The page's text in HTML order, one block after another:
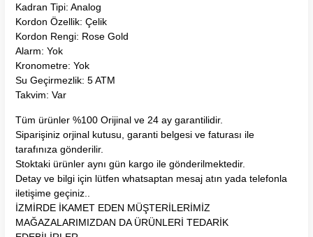
Kadran Tipi: Analog
Kordon Özellik: Çelik
Kordon Rengi: Rose Gold
Alarm: Yok
Kronometre: Yok
Su Geçirmezlik: 5 ATM
Takvim: Var
Tüm ürünler %100 Orijinal ve 24 ay garantilidir.
Siparişiniz orjinal kutusu, garanti belgesi ve faturası ile
tarafınıza gönderilir.
Stoktaki ürünler aynı gün kargo ile gönderilmektedir.
Detay ve bilgi için lütfen whatsaptan mesaj atın yada telefonla
iletişime geçiniz..
İZMİRDE İKAMET EDEN MÜŞTERİLERİMİZ
MAĞAZALARIMIZDAN DA ÜRÜNLERİ TEDARİK